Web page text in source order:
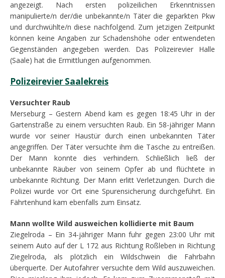
angezeigt. Nach ersten polizeilichen Erkenntnissen
manipulierte/n der/die unbekannte/n Täter die geparkten Pkw
und durchwühlte/n diese nachfolgend. Zum jetzigen Zeitpunkt
können keine Angaben zur Schadenshöhe oder entwendeten
Gegenständen angegeben werden. Das Polizeirevier Halle
(Saale) hat die Ermittlungen aufgenommen.
Polizeirevier Saalekreis
Versuchter Raub
Merseburg – Gestern Abend kam es gegen 18:45 Uhr in der
Gartenstraße zu einem versuchten Raub. Ein 58-jähriger Mann
wurde vor seiner Haustür durch einen unbekannten Täter
angegriffen. Der Täter versuchte ihm die Tasche zu entreißen.
Der Mann konnte dies verhindern. Schließlich ließ der
unbekannte Räuber von seinem Opfer ab und flüchtete in
unbekannte Richtung. Der Mann erlitt Verletzungen. Durch die
Polizei wurde vor Ort eine Spurensicherung durchgeführt. Ein
Fährtenhund kam ebenfalls zum Einsatz.
Mann wollte Wild ausweichen kollidierte mit Baum
Ziegelroda – Ein 34-jähriger Mann fuhr gegen 23:00 Uhr mit
seinem Auto auf der L 172 aus Richtung Roßleben in Richtung
Ziegelroda, als plötzlich ein Wildschwein die Fahrbahn
überquerte. Der Autofahrer versuchte dem Wild auszuweichen.